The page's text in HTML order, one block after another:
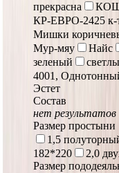
прекрасна
КР-ЕВРО-2425 к-
Мишки
Мур-мяу
Найс
зеленый
4001,
Эстет
Состав
нет результатов
Размер простыни
1,5
182*220
2,0
Размер